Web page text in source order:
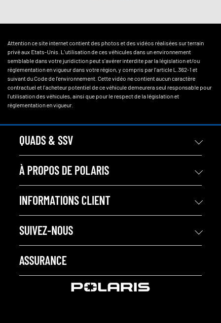
Attention ce site internet contient des photos et des vidéos réalisées sur terrain
privé aux Etats-Unis. L'utilisation de ces véhicules dans un environnement
semblable dans votre juridiction peut s'avérer interdite par la législation et/ou
réglementation en vigueur dans votre région, y compris par l'article L.362-1 et
suivant du Code de l'environnement. Cette vidéo ne contient aucun caractère
contractuel et l'acheteur potentiel de ce véhicule demeurera seul responsable pour
l'utilisation des véhicules, ainsi que pour le respect de la législation et
réglementation en vigueur.
QUADS & SSV
À PROPOS DE POLARIS
INFORMATIONS CLIENT
SUIVEZ-NOUS
ASSURANCE